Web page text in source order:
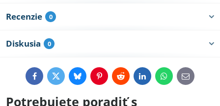
Recenzie 0
Diskusia 0
FacebookTwitterBlueskyPinterestRedditLinkedInWhatsApp
E-
mail
Potrebujete poradiť s